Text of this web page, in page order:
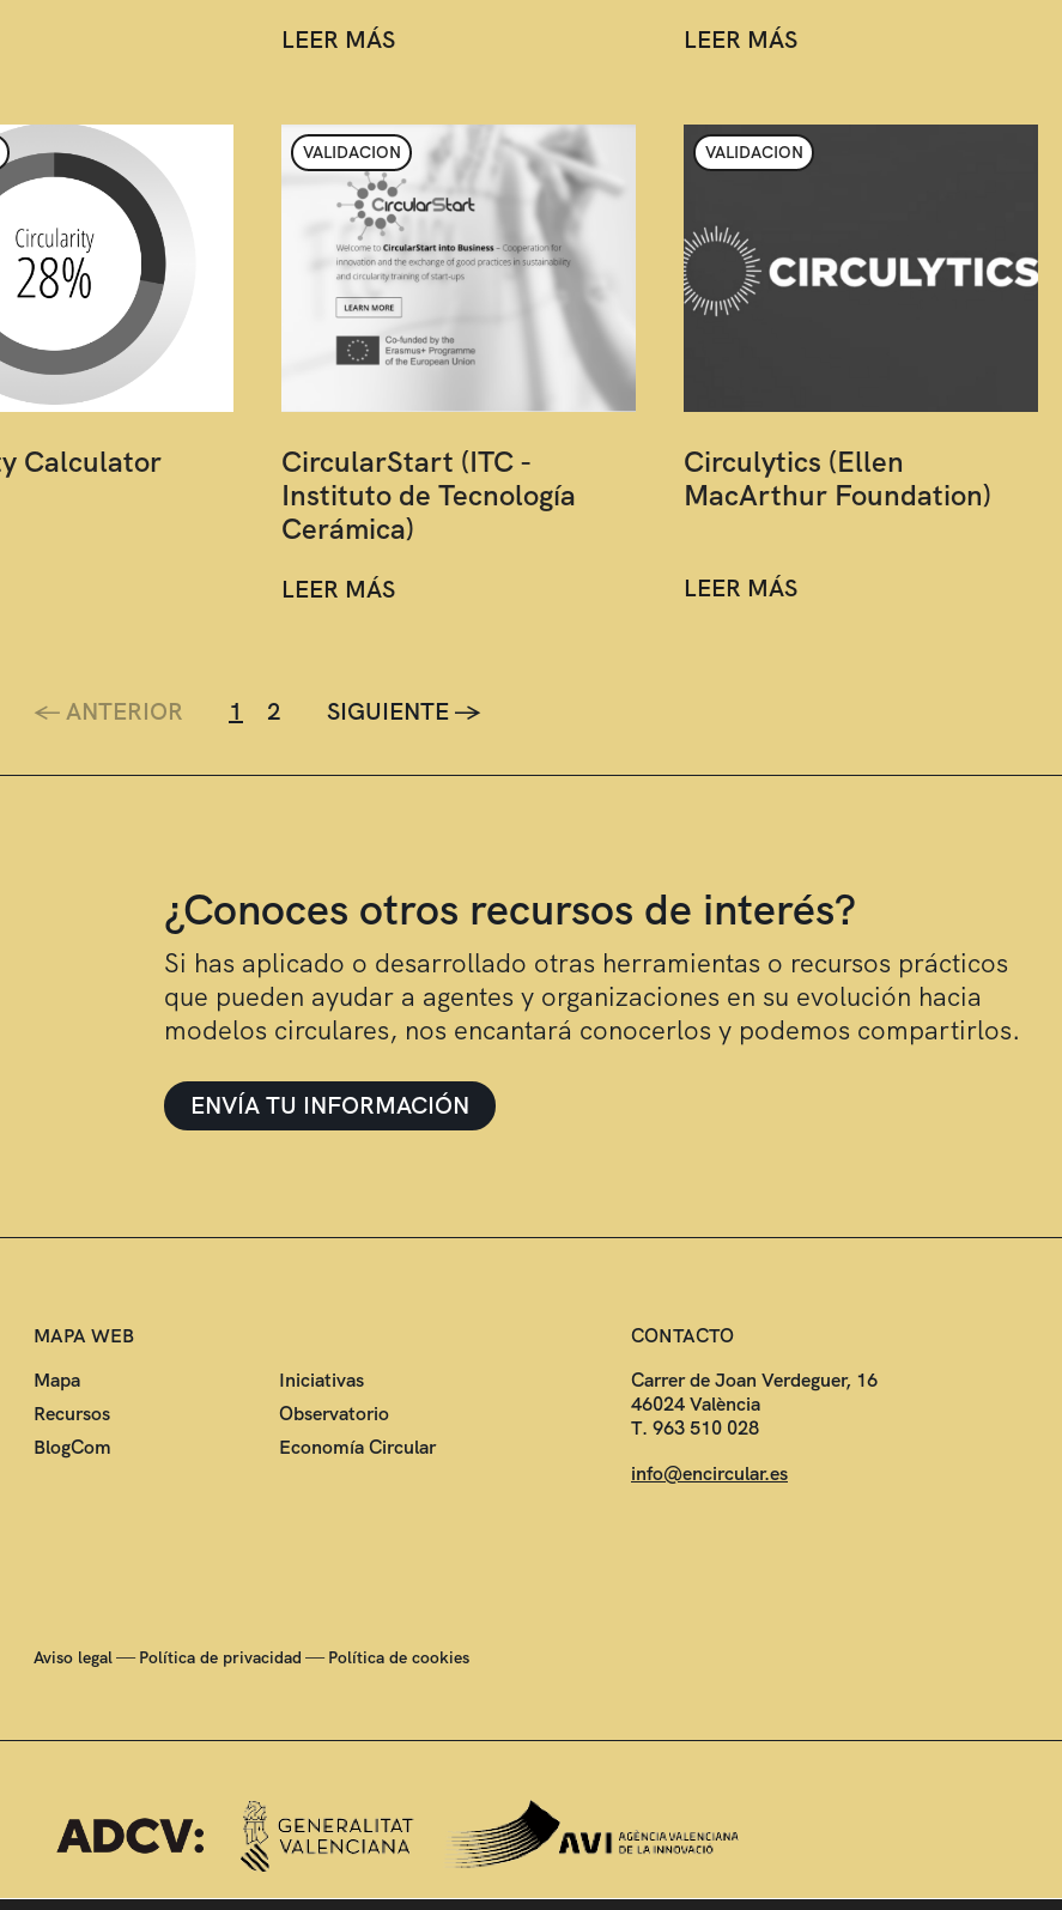
LEER MÁS LEER MÁS
Calculator
VALIDACION
CircularStart (ITC -
Instituto de Tecnología
Cerámica)
LEER MÁS
VALIDACION
Circulytics (Ellen
MacArthur Foundation)
LEER MÁS
<-ANTERIOR 1 2 SIGUIENTE->
¿Conoces otros recursos de interés?
Si has aplicado o desarrollado otras herramientas o recursos prácticos
que pueden ayudar a agentes y organizaciones en su evolución hacia
modelos circulares, nos encantará conocerlos y podemos compartirlos.
ENVÍA TU INFORMACIÓN
MAPA WEB
Mapa
Iniciativas
Recursos
Observatorio
BlogCom
Economía Circular
Aviso legal—Política de privacidad —Política de cookies
CONTACTO
Carrer de Joan Verdeguer, 16
46024 València
T. 963 510 028
info@encircular.es